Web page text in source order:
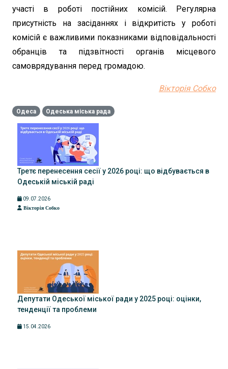
участі в роботі постійних комісій. Регулярна
присутність на засіданнях і відкритість у роботі
комісій є важливими показниками відповідальності
обранців та підзвітності органів місцевого
самоврядування перед громадою.
Вікторія Собко
Одеса Одеська міська рада
Третє перенесення сесії у 2026 році: що відбувається в
Одеській міській раді
09.07.2026
Вікторія Собко
Депутати Одеської міської ради у 2025 році: оцінки,
тенденції та проблеми
15.04.2026